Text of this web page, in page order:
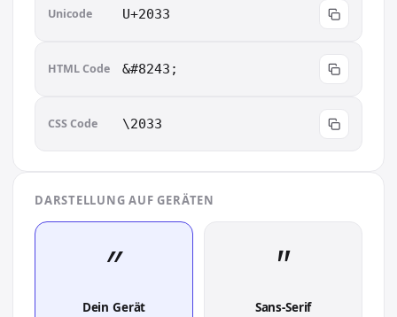
Unicode U+2033
HTML Code &#8243;
CSS Code \2033
DARSTELLUNG AUF GERÄTEN
″︎
Dein Gerät
″︎
Sans-Serif